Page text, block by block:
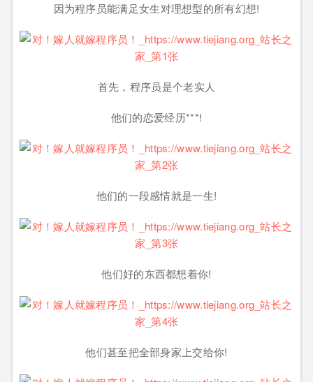
因为程序员能满足女生对理想型的所有幻想!
首先，程序员是个老实人
他们的恋爱经历***!
他们的一段感情就是一生!
他们好的东西都想着你!
他们甚至把全部身家上交给你!